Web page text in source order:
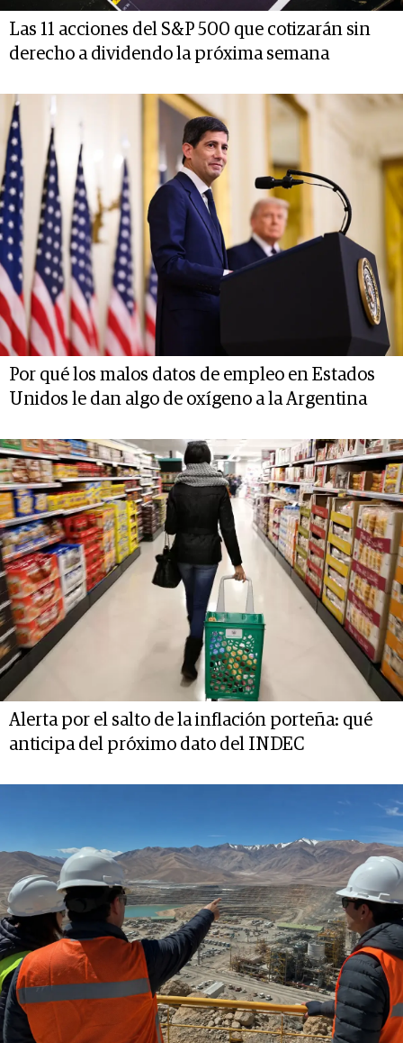
Las 11 acciones del S&P 500 que cotizarán sin
derecho a dividendo la próxima semana
Por qué los malos datos de empleo en Estados
Unidos le dan algo de oxígeno a la Argentina
Alerta por el salto de la inflación porteña: qué
anticipa del próximo dato del INDEC